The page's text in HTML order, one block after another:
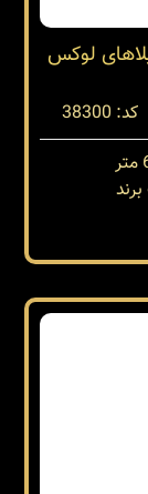
لوکس
کد: 38300